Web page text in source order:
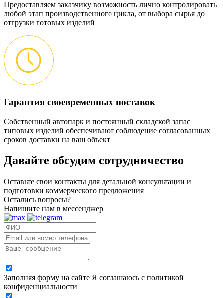
Предоставляем заказчику возможность лично контролировать
любой этап производственного цикла, от выбора сырья до
отгрузки готовых изделий
Гарантия своевременных поставок
Собственный автопарк и постоянный складской запас
типовых изделий обеспечивают соблюдение согласованных
сроков доставки на ваш объект
Давайте обсудим сотрудничество
Оставьте свои контакты для детальной консультации и
подготовки коммерческого предложения
Остались вопросы?
Напишите нам в мессенджер
Заполняя форму на сайте Я соглашаюсь с политикой
конфиденциальности